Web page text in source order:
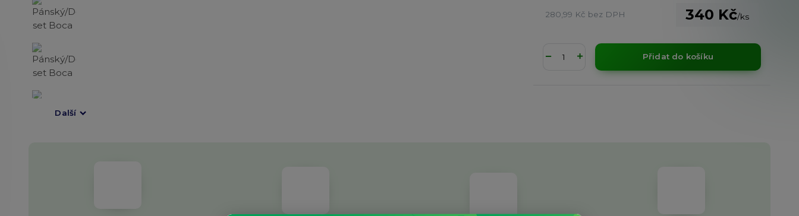
Další
340 Kč/ks
280,99 Kč bez DPH
Přidat do košíku